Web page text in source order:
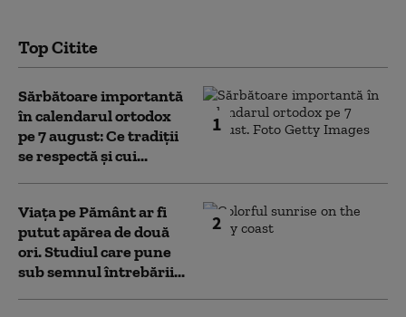
Top Citite
1
Sărbătoare importantă
în calendarul ortodox
pe 7 august: Ce tradiții
se respectă și cui...
2
Viața pe Pământ ar fi
putut apărea de două
ori. Studiul care pune
sub semnul întrebării...